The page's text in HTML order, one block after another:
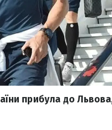
прибула до